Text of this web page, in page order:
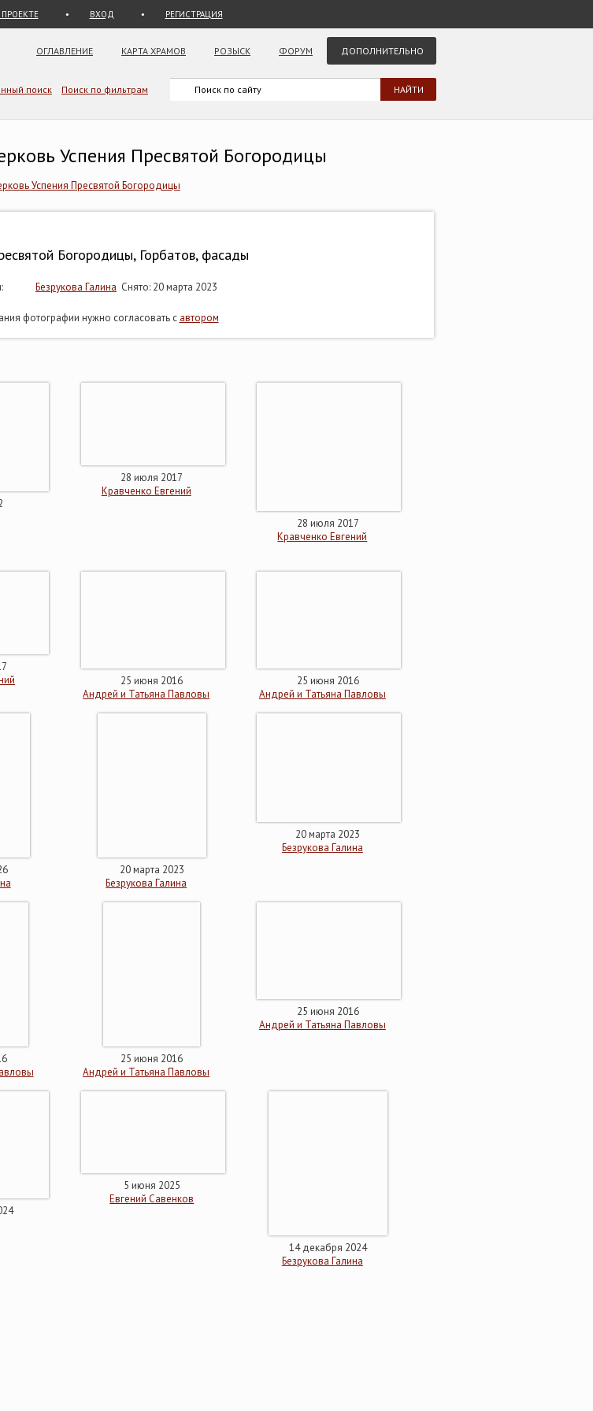
ВХОД РЕГИСТРАЦИЯ
ОГЛАВЛЕНИЕ КАРТА ХРАМОВ РОЗЫСК ФОРУМ ДОПОЛНИТЕЛЬНО
поиск Поиск по фильтрам
Успения Пресвятой Богородицы
Успения Пресвятой Богородицы
Богородицы, Горбатов, фасады
Безрукова Галина Снято: 20 марта 2023
фотографии нужно согласовать с автором
28 июля 2017
Кравченко Евгений
28 июля 2017
Кравченко Евгений
25 июня 2016
Андрей и Татьяна Павловы
25 июня 2016
Андрей и Татьяна Павловы
20 марта 2023
Безрукова Галина
20 марта 2023
Безрукова Галина
25 июня 2016
Андрей и Татьяна Павловы
25 июня 2016
Андрей и Татьяна Павловы
5 июня 2025
Евгений Савенков
14 декабря 2024
Безрукова Галина